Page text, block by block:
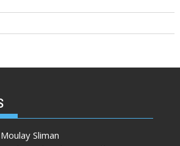
Sliman